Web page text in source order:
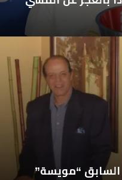
السابق “مويسة”